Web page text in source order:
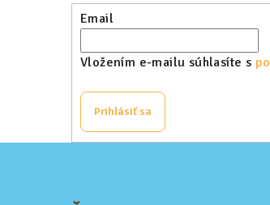
Email
Vložením e-mailu súhlasíte s
Prihlásiť sa